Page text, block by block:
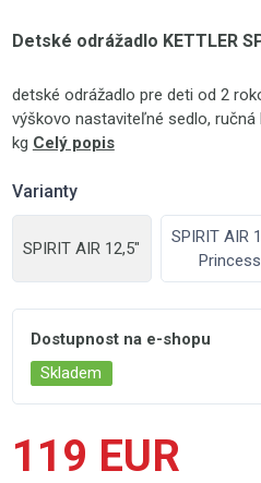
Detské odrážadlo KETTLER
detské odrážadlo pre deti od 2
výškovo nastaviteľné sedlo,
kg Celý popis
Varianty
SPIRIT AIR 12,5"
SPIRIT AIR
Princess
Dostupnost na e-shopu
Skladem
119 EUR